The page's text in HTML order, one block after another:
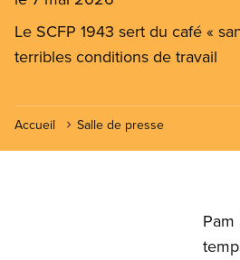
Le SCFP 1943 sert du café «
terribles conditions de travail
Accueil Salle de presse